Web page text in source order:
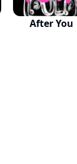
After You